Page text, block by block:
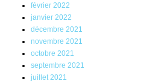
février 2022
janvier 2022
décembre 2021
novembre 2021
octobre 2021
septembre 2021
juillet 2021